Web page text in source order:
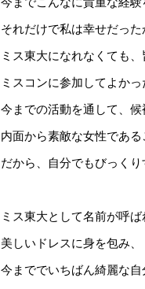
それだけで私は幸せだった
ミス東大になれなくても
ミスコンに参加してよか
今までの活動を通して、
内面から素敵な女性であ
だから、自分でもびっく
ミス東大として名前が呼
美しいドレスに身を包み、
今まででいちばん綺麗な